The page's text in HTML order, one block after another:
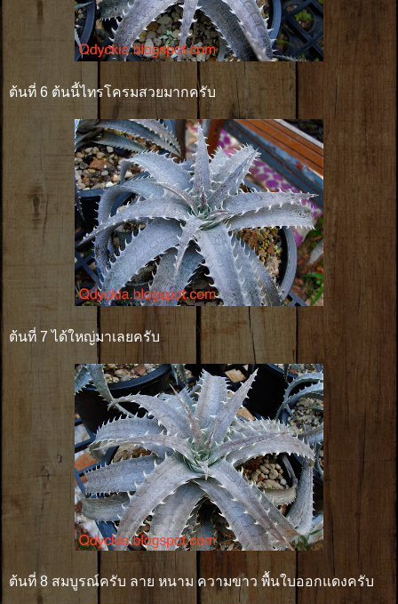
ต้นที่ 6 ต้นนี้ไทรโครมสวยมากครับ
ต้นที่ 7 ได้ใหญ่มาเลยครับ
ต้นที่ 8 สมบูรณ์ครับ ลาย หนาม ความขาว พื้นใบออกแดงครับ